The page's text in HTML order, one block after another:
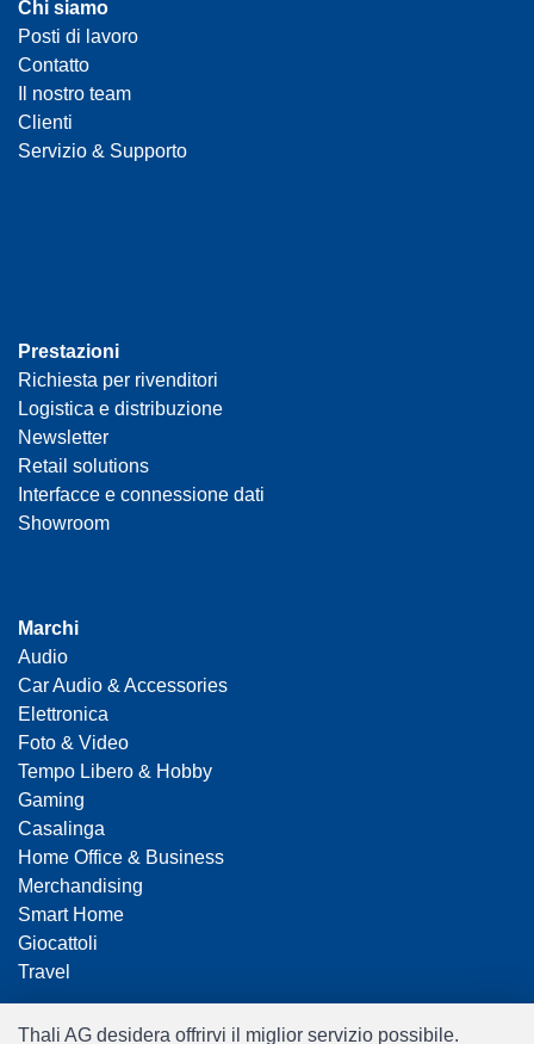
Chi siamo
Posti di lavoro
Contatto
Il nostro team
Clienti
Servizio & Supporto
Prestazioni
Richiesta per rivenditori
Logistica e distribuzione
Newsletter
Retail solutions
Interfacce e connessione dati
Showroom
Marchi
Audio
Car Audio & Accessories
Elettronica
Foto & Video
Tempo Libero & Hobby
Gaming
Casalinga
Home Office & Business
Merchandising
Smart Home
Giocattoli
Travel
Thali AG desidera offrirvi il miglior servizio possibile.